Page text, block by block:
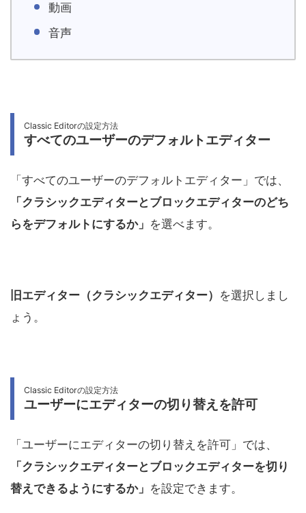
動画
音声
Classic Editorの設定方法
すべてのユーザーのデフォルトエディター
「すべてのユーザーのデフォルトエディター」では、
「クラシックエディターとブロックエディターのどち
らをデフォルトにするか」 を選べます。
旧エディター（クラシックエディター） を選択しまし
ょう。
Classic Editorの設定方法
ユーザーにエディターの切り替えを許可
「ユーザーにエディターの切り替えを許可」では、
「クラシックエディターとブロックエディターを切り
替えできるようにするか」 を設定できます。